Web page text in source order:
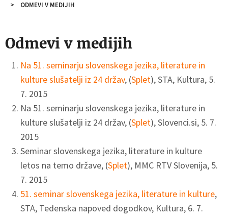
ODMEVI V MEDIJIH
Odmevi v medijih
Na 51. seminarju slovenskega jezika, literature in
kulture slušatelji iz 24 držav, (Splet), STA, Kultura, 5.
7. 2015
Na 51. seminarju slovenskega jezika, literature in
kulture slušatelji iz 24 držav, (Splet), Slovenci.si, 5. 7.
2015
Seminar slovenskega jezika, literature in kulture
letos na temo države, (Splet), MMC RTV Slovenija, 5.
7. 2015
51. seminar slovenskega jezika, literature in kulture,
STA, Tedenska napoved dogodkov, Kultura, 6. 7.